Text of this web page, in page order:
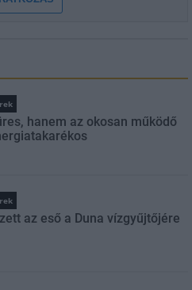
hanem az okosan működő
az eső a Duna vízgyűjtőjére